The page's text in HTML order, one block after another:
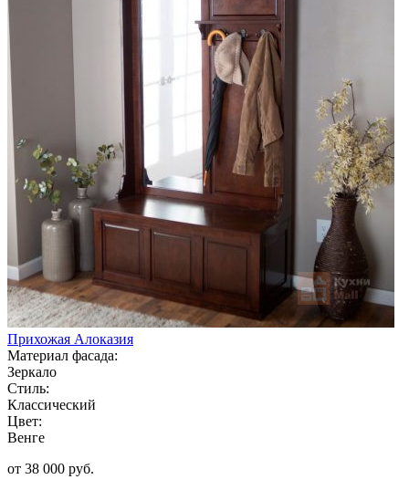
Прихожая Алоказия
Материал фасада:
Зеркало
Стиль:
Классический
Цвет:
Венге
от 38 000 руб.